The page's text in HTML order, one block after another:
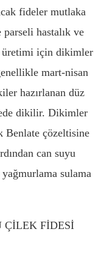
fideler mutlaka
hastalık ve
üretimi için dikimler
mart-nisan
hazırlanan düz
dikilir. Dikimler
Benlate çözeltisine
can suyu
sulama
ÇİLEK FİDESİ